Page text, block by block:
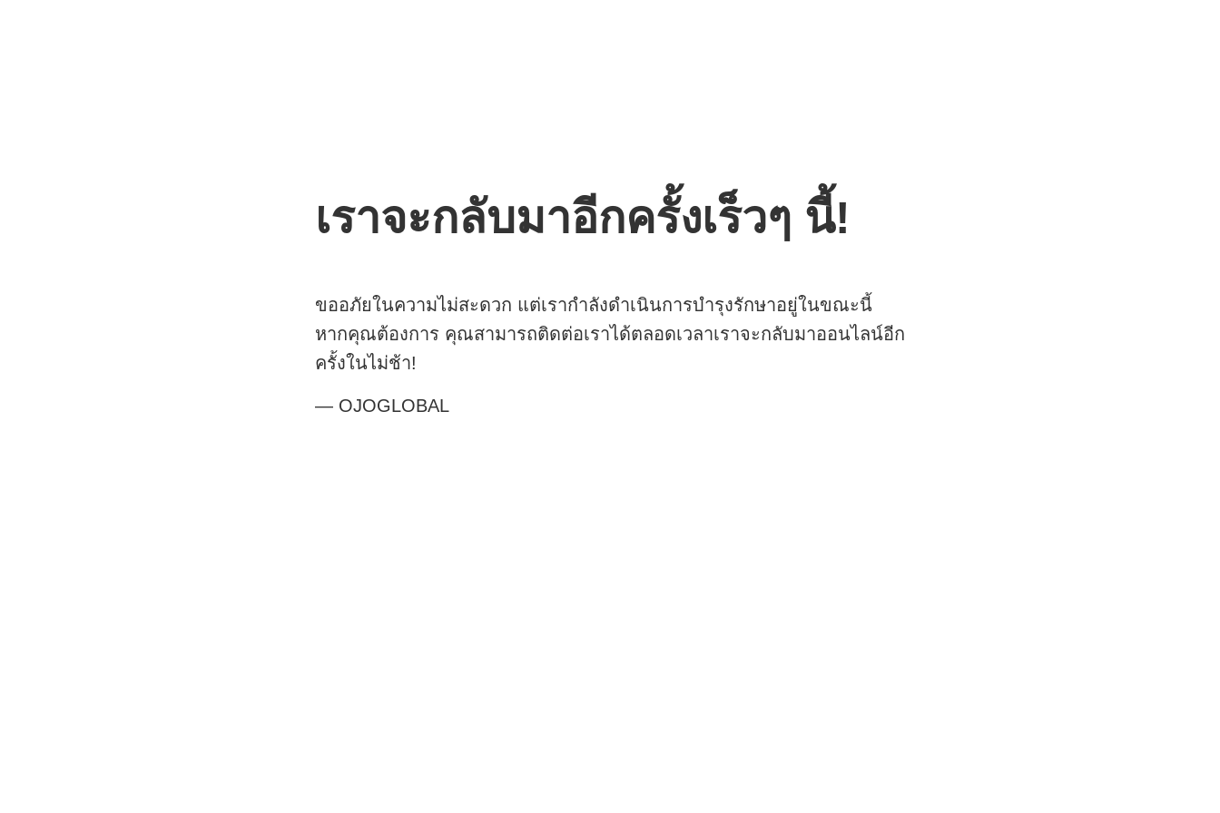
เราจะกลับมาอีกครั้งเร็วๆ นี้!
ขออภัยในความไม่สะดวก แต่เรากำลังดำเนินการบำรุงรักษาอยู่ในขณะนี้
หากคุณต้องการ คุณสามารถติดต่อเราได้ตลอดเวลาเราจะกลับมาออนไลน์อีก
ครั้งในไม่ช้า!
— OJOGLOBAL